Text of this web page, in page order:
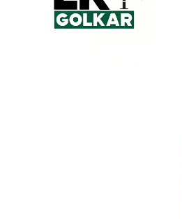
penghematan anggaran, dan dampak
pelayanan publik.